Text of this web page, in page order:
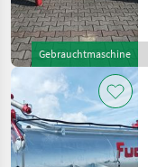
Gebrauchtmaschine